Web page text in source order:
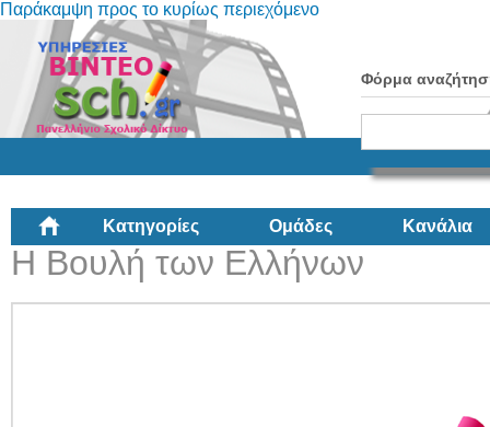
Παράκαμψη προς το κυρίως περιεχόμενο
Φόρμα
Κατηγορίες Ομάδες Κανάλια
Η Βουλή των Ελλήνων